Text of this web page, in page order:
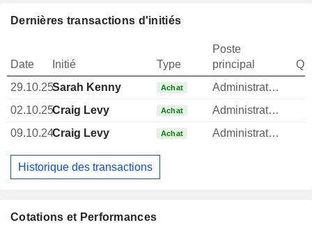
Cotations et Performances
Dernières transactions d'initiés
Date Initié Type
Poste
principal
29.10.25Sarah Kenny Achat Administrateur
02.10.25Craig Levy Achat Administrateur
09.10.24Craig Levy Achat Administrateur
Historique des transactions